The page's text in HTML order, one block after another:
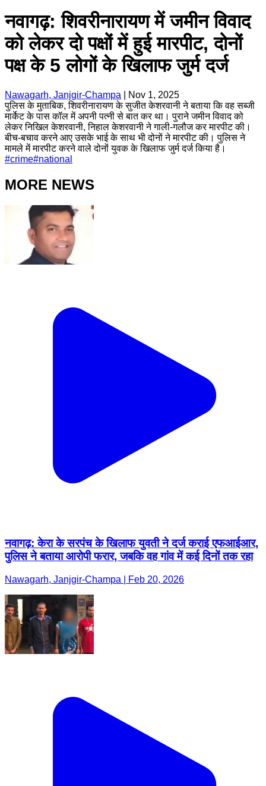
नवागढ़: शिवरीनारायण में जमीन विवाद
को लेकर दो पक्षों में हुई मारपीट, दोनों
पक्ष के 5 लोगों के खिलाफ जुर्म दर्ज
Nawagarh, Janjgir-Champa
Nov 1, 2025
पुलिस के मुताबिक, शिवरीनारायण के सुजीत केशरवानी ने बताया कि वह सब्जी
मार्केट के पास कॉल में अपनी पत्नी से बात कर था। पुराने जमीन विवाद को
लेकर निखिल केशरवानी, निहाल केशरवानी ने गाली-गलौज कर मारपीट की।
बीच-बचाव करने आए उसके भाई के साथ भी दोनों ने मारपीट की। पुलिस ने
मामले में मारपीट करने वाले दोनों युवक के खिलाफ जुर्म दर्ज किया है।
#crime#national
MORE NEWS
नवागढ़: केरा के सरपंच के खिलाफ युवती ने दर्ज कराई एफआईआर,
पुलिस ने बताया आरोपी फरार, जबकि वह गांव में कई दिनों तक रहा
Nawagarh, Janjgir-Champa | Feb 20, 2026